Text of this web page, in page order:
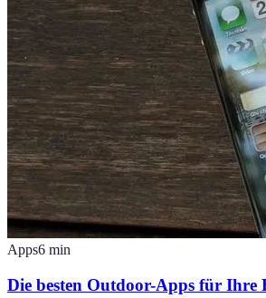
Apps6 min
Die besten Outdoor-Apps für Ihre